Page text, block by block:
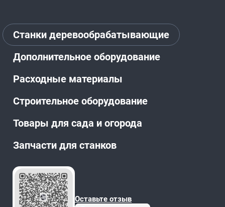
Станки деревообрабатывающие
Дополнительное оборудование
Расходные материалы
Строительное оборудование
Товары для сада и огорода
Запчасти для станков
Оставьте отзыв